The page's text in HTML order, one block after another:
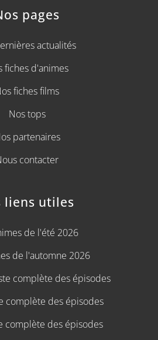
pages
actualités
fiches d'animes
fiches films
Nos tops
partenaires
contacter
liens utiles
de l'été 2026
de l'automne 2026
complète des épisodes
complète des épisodes
complète des épisodes